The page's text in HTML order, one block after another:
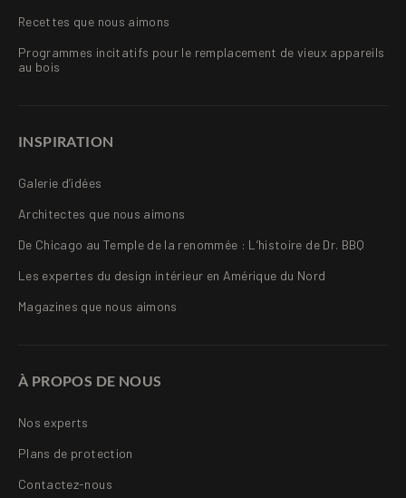
Recettes que nous aimons
Programmes incitatifs pour le remplacement de vieux appareils
au bois
INSPIRATION
Galerie d’idées
Architectes que nous aimons
De Chicago au Temple de la renommée : L’histoire de Dr. BBQ
Les expertes du design intérieur en Amérique du Nord
Magazines que nous aimons
À PROPOS DE NOUS
Nos experts
Plans de protection
Contactez-nous